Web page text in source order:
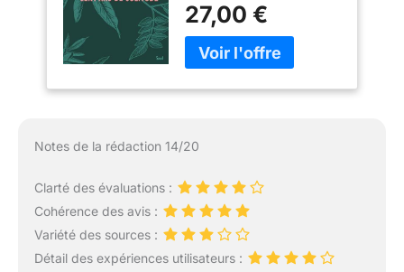
27,00 €
Notes de la rédaction 14/20
Clarté des évaluations :
Cohérence des avis :
Variété des sources :
Détail des expériences utilisateurs :